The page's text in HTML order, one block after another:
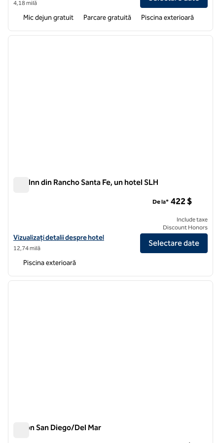
4,18 milă
Mic dejun gratuit Parcare gratuită Piscina exterioară
1 din 12
The Inn din Rancho Santa Fe, un hotel SLH
Vizualizați detaliile hotelului pentru The Inn at Rancho Santa Fe, un
Vizualizați detalii despre hotel
12,74 milă
De la* 422 $
Include taxe
Discount Honors
Selectare date
Piscina exterioară
1 din 10
Hilton San Diego/Del Mar